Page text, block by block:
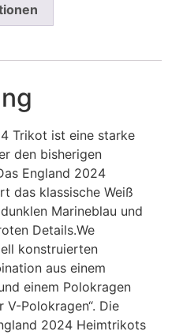
Trikot ist eine starke
den bisherigen
England 2024
das klassische Weiß
Marineblau und
Details.We
konstruierten
aus einem
einem Polokragen
V-Polokragen“. Die
2024 Heimtrikots